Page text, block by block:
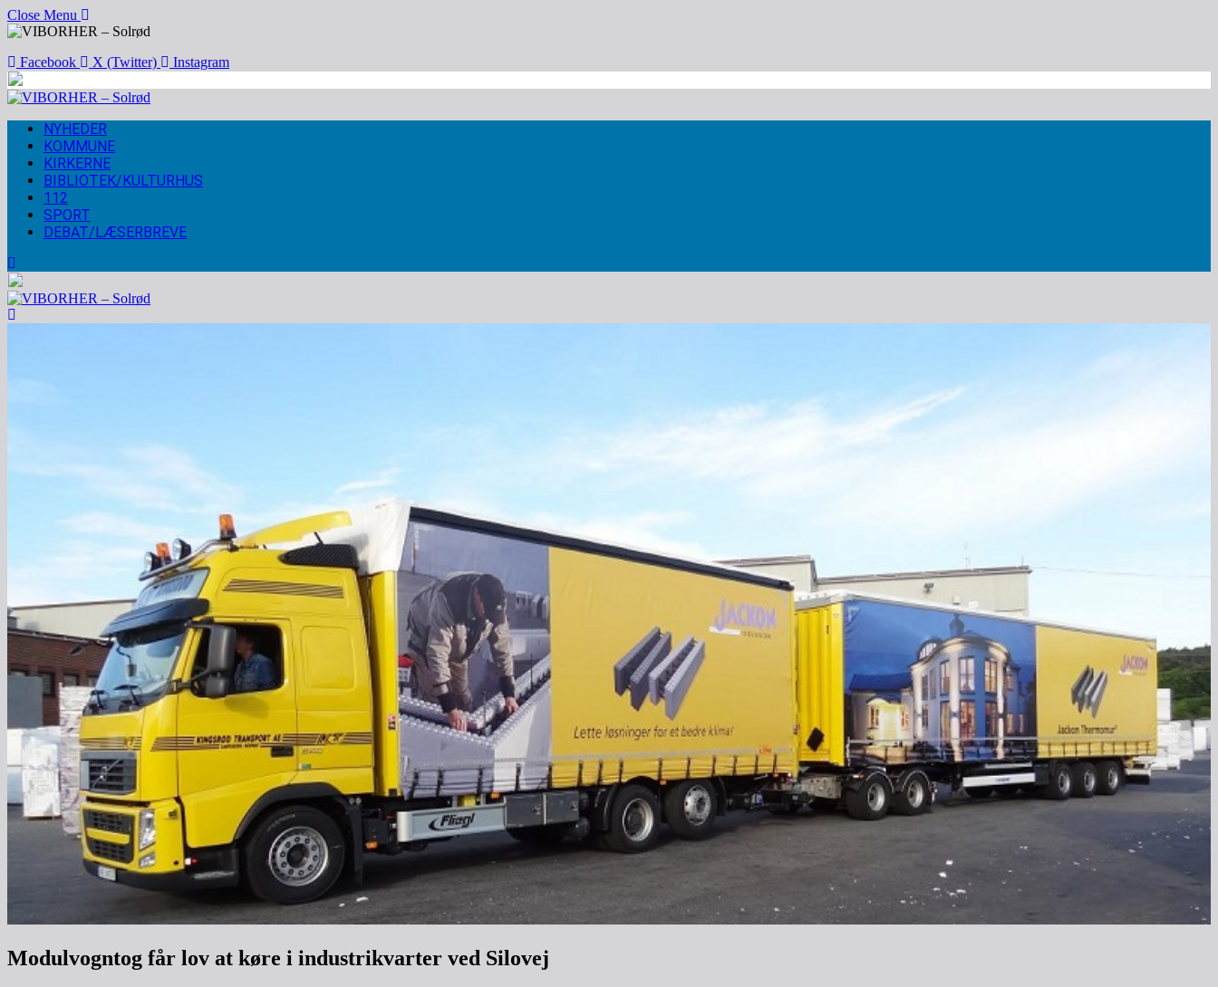
Close Menu
Facebook X (Twitter) Instagram
NYHEDER
KOMMUNE
KIRKERNE
BIBLIOTEK/KULTURHUS
112
SPORT
DEBAT/LÆSERBREVE
Modulvogntog får lov at køre i industrikvarter ved Silovej